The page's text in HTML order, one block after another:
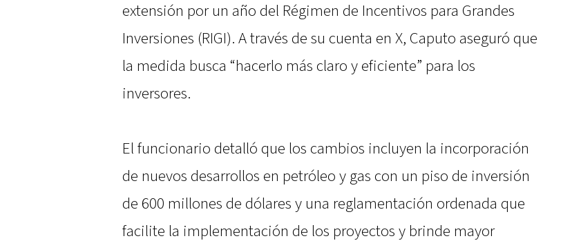
extensión por un año del Régimen de Incentivos para Grandes
Inversiones (RIGI). A través de su cuenta en X, Caputo aseguró que
la medida busca “hacerlo más claro y eficiente” para los
inversores.
El funcionario detalló que los cambios incluyen la incorporación
de nuevos desarrollos en petróleo y gas con un piso de inversión
de 600 millones de dólares y una reglamentación ordenada que
facilite la implementación de los proyectos y brinde mayor